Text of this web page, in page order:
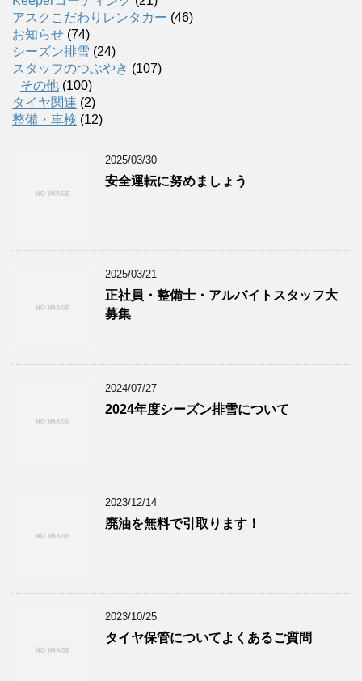
アスクこだわりレンタカー (46)
お知らせ (74)
シーズン排雪 (24)
スタッフのつぶやき (107)
その他 (100)
タイヤ関連 (2)
整備・車検 (12)
2025/03/30
安全運転に努めましょう
2025/03/21
正社員・整備士・アルバイトスタッフ大
募集
2024/07/27
2024年度シーズン排雪について
2023/12/14
廃油を無料で引取ります！
2023/10/25
タイヤ保管についてよくあるご質問